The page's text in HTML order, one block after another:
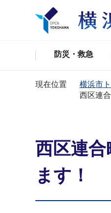
防災・救急
現在位置 横浜市
西区連
西区連
ます！